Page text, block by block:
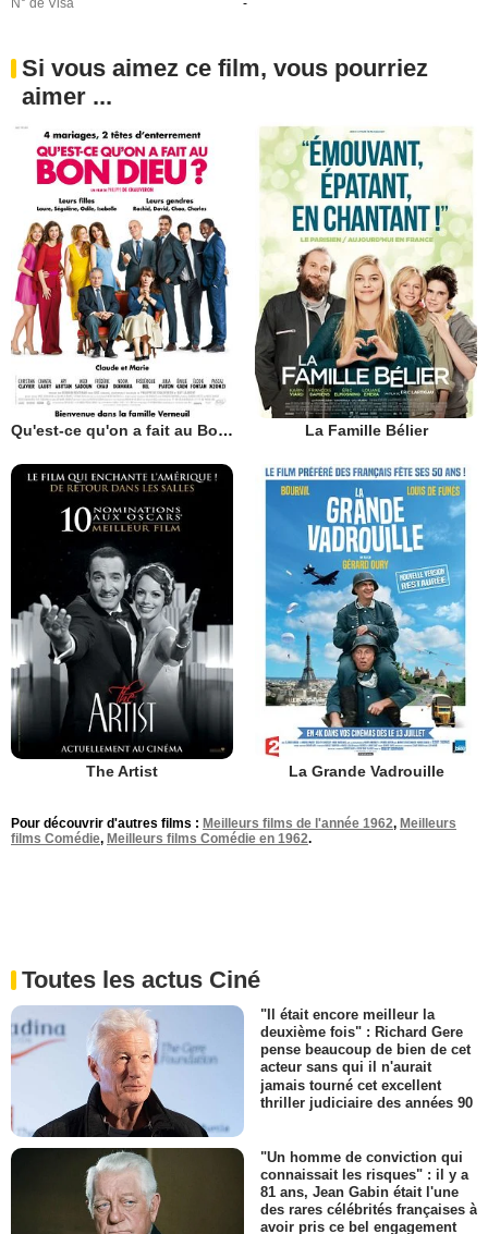
Si vous aimez ce film, vous pourriez
aimer ...
Qu'est-ce qu'on a fait au Bon Dieu? La Famille Bélier
The Artist La Grande Vadrouille
Pour découvrir d'autres films : Meilleurs films de l'année 1962, Meilleurs
films Comédie, Meilleurs films Comédie en 1962.
Toutes les actus Ciné
"Il était encore meilleur la
deuxième fois" : Richard Gere
pense beaucoup de bien de cet
acteur sans qui il n'aurait
jamais tourné cet excellent
thriller judiciaire des années 90
"Un homme de conviction qui
connaissait les risques" : il y a
81 ans, Jean Gabin était l'une
des rares célébrités françaises à
avoir pris ce bel engagement